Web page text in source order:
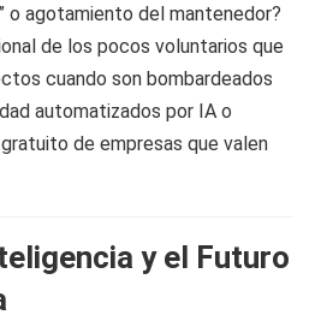
o agotamiento del mantenedor?
de los pocos voluntarios que
cuando son bombardeados
automatizados por IA o
de empresas que valen
y el Futuro